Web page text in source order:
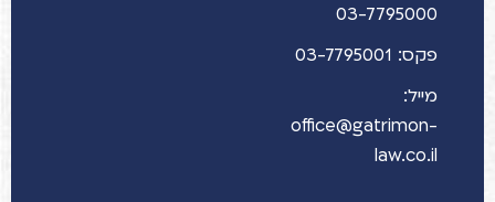
03-7795000
פקס: 03-7795001
מייל:
office@gatrimon-
law.co.il